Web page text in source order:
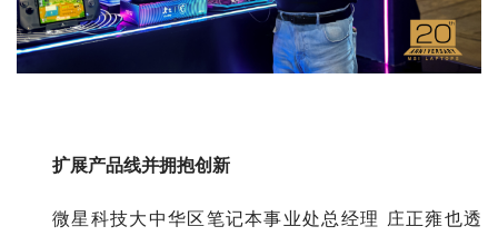
扩展产品线并拥抱创新
微星科技大中华区笔记本事业处总经理 庄正雍也透